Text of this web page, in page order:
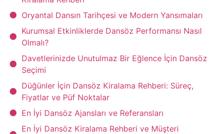
Oryantal Dansın Tarihçesi ve Modern Yansımaları
Kurumsal Etkinliklerde Dansöz Performansı Nasıl
Olmalı?
Davetlerinizde Unutulmaz Bir Eğlence İçin Dansöz
Seçimi
Düğünler İçin Dansöz Kiralama Rehberi: Süreç,
Fiyatlar ve Püf Noktalar
En İyi Dansöz Ajansları ve Referansları
En İyi Dansöz Kiralama Rehberi ve Müşteri